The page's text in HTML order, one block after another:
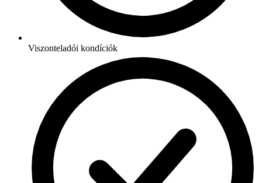
Viszonteladói kondíciók